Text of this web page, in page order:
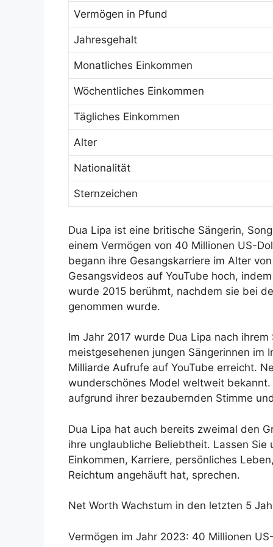
Vermögen in Pfund
Jahresgehalt
Monatliches Einkommen
Wöchentliches Einkommen
Tägliches Einkommen
Alter
Nationalität
Sternzeichen
Dua Lipa ist eine britische Sängerin,
einem Vermögen von 40 Millionen US-
begann ihre Gesangskarriere im Alter
Gesangsvideos auf YouTube hoch,
wurde 2015 berühmt, nachdem sie bei
genommen wurde.
Im Jahr 2017 wurde Dua Lipa nach
meistgesehenen jungen Sängerinnen
Milliarde Aufrufe auf YouTube erreicht.
wunderschönes Model weltweit
aufgrund ihrer bezaubernden Stimme
Dua Lipa hat auch bereits zweimal den
ihre unglaubliche Beliebtheit. Lassen
Einkommen, Karriere, persönliches
Reichtum angehäuft hat, sprechen.
Net Worth Wachstum in den letzten 5
Vermögen im Jahr 2023: 40 Millionen